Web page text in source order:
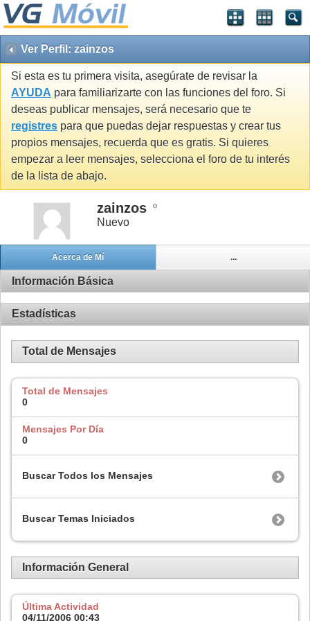
Ver Perfil: zainzos
Si esta es tu primera visita, asegúrate de revisar la
AYUDA para familiarizarte con las funciones del foro. Si
deseas publicar mensajes, será necesario que te
registres para que puedas dejar respuestas y crear tus
propios mensajes, recuerda que es gratis. Si quieres
empezar a leer mensajes, selecciona el foro de tu interés
de la lista de abajo.
zainzos
Nuevo
Acerca de Mí ...
Información Básica
Estadísticas
Total de Mensajes
Total de Mensajes
0
Mensajes Por Día
0
Buscar Todos los Mensajes
Buscar Temas Iniciados
Información General
Última Actividad
04/11/2006 00:43